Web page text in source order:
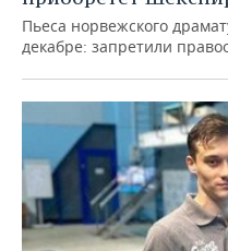
Пьеса норвежского
декабре: запретили